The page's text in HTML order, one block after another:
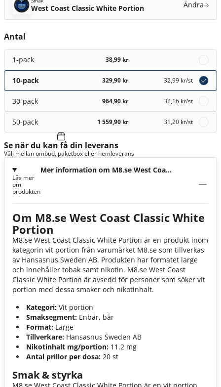
West Coast Classic White Portion Ändra
Antal
1-pack 38,99 kr
10-pack 329,90 kr 32,99 kr/st
30-pack 964,90 kr 32,16 kr/st
50-pack 1 559,90 kr 31,20 kr/st
Se när du kan få din leverans
Välj mellan ombud, paketbox eller hemleverans
Mer information om M8.se West Coast
Läs mer
om
produkten
Om M8.se West Coast Classic White
Portion
M8.se West Coast Classic White Portion är en produkt inom
kategorin vit portion från varumärket M8.se som tillverkas
av Hansasnus Sweden AB. Produkten har formatet large
och innehåller tobak samt nikotin. M8.se West Coast
Classic White Portion är avsedd för personer som söker vit
portion med dessa smaker och nikotinhalt.
Kategori: Vit portion
Smaksegment: Enbär, bär
Format: Large
Tillverkare: Hansasnus Sweden AB
Nikotinhalt mg/portion: 11,2 mg
Antal prillor per dosa: 20 st
Smak & styrka